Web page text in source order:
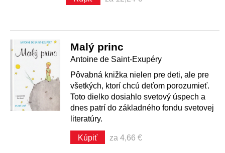
Malý princ
Antoine de Saint-Exupéry
Pôvabná knižka nielen pre deti, ale pre
všetkých, ktorí chcú deťom porozumieť.
Toto dielko dosiahlo svetový úspech a
dnes patrí do základného fondu svetovej
literatúry.
Kúpiť za 4,66 €